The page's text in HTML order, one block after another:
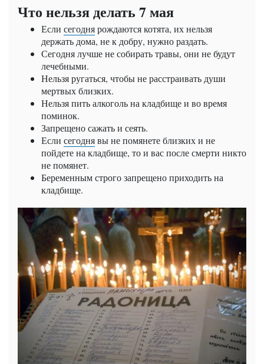
Что нельзя делать 7 мая
Если сегоднярождаются котята, их нельзя
держать дома, не к добру, нужно раздать.
Сегодня лучше не собирать травы, они не будут
лечебными.
Нельзя ругаться, чтобы не расстраивать души
мертвых близких.
Нельзя пить алкоголь на кладбище и во время
поминок.
Запрещено сажать и сеять.
Если сегоднявы не помянете близких и не
пойдете на кладбище, то и вас после смерти никто
не помянет.
Беременным строго запрещено приходить на
кладбище.